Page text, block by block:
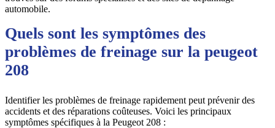
automobile.
Quels sont les symptômes des
problèmes de freinage sur la peugeot
208
Identifier les problèmes de freinage rapidement peut prévenir des
accidents et des réparations coûteuses. Voici les principaux
symptômes spécifiques à la Peugeot 208 :